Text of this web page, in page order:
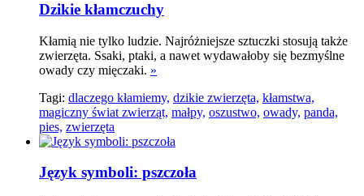
Dzikie kłamczuchy
Kłamią nie tylko ludzie. Najróżniejsze sztuczki stosują także
zwierzęta. Ssaki, ptaki, a nawet wydawałoby się bezmyślne
owady czy mięczaki. »
Tagi: dlaczego kłamiemy, dzikie zwierzęta, kłamstwa,
magiczny świat zwierząt, małpy, oszustwo, owady, panda,
pies, zwierzęta
Język symboli: pszczoła